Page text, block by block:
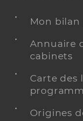
Mon
Annuaire
cabinets
Carte des
Origines